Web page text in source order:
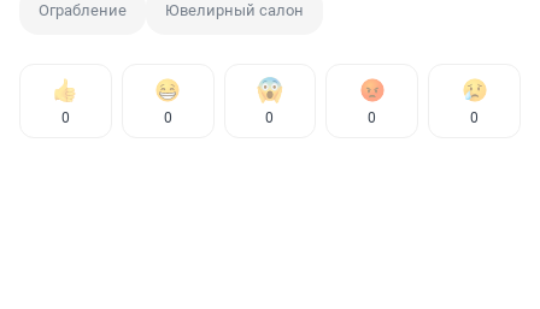
Ограбление Ювелирный салон
0 0 0 0 0